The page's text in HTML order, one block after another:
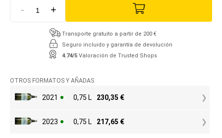
- +
Transporte gratuito a partir de 200 €
Seguro incluido y garantía de devolución
4.74/5 Valoración de Trusted Shops
OTROS FORMATOS Y AÑADAS
2021 0,75 L 230,35 €
2023 0,75 L 217,65 €